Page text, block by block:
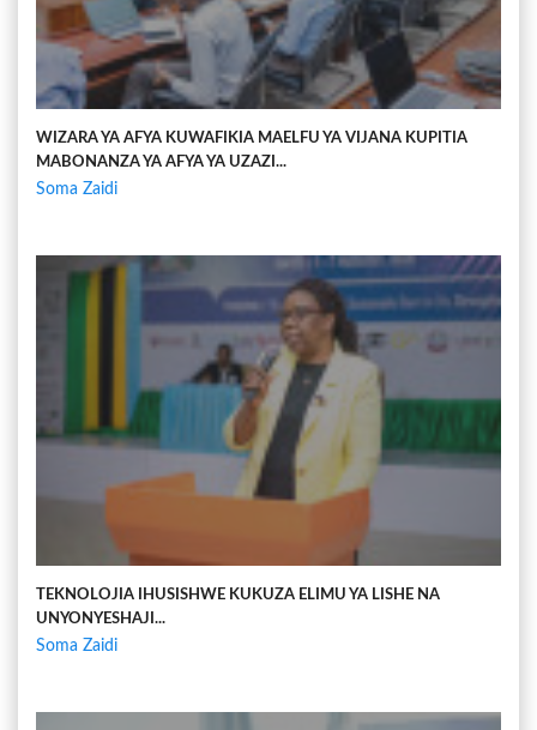
WIZARA YA AFYA KUWAFIKIA MAELFU YA VIJANA KUPITIA
MABONANZA YA AFYA YA UZAZI...
Soma Zaidi
TEKNOLOJIA IHUSISHWE KUKUZA ELIMU YA LISHE NA
UNYONYESHAJI...
Soma Zaidi